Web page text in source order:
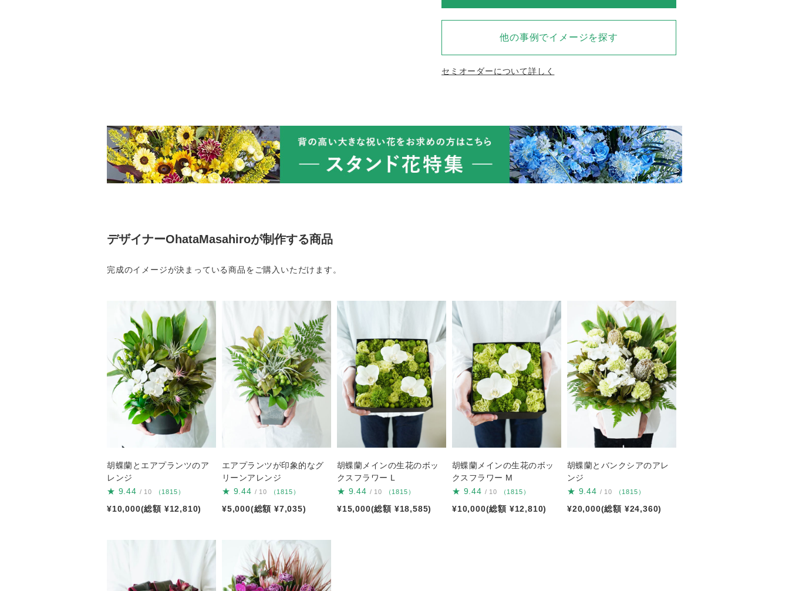
他の事例でイメージを探す
セミオーダーについて詳しく
デザイナーOhataMasahiroが制作する商品
完成のイメージが決まっている商品をご購入いただけます。
胡蝶蘭とエアプランツのア
レンジ
★ 9.44 / 10 （1815）
¥10,000(総額 ¥12,810)
エアプランツが印象的なグ
リーンアレンジ
★ 9.44 / 10 （1815）
¥5,000(総額 ¥7,035)
胡蝶蘭メインの生花のボッ
クスフラワー L
★ 9.44 / 10 （1815）
¥15,000(総額 ¥18,585)
胡蝶蘭メインの生花のボッ
クスフラワー M
★ 9.44 / 10 （1815）
¥10,000(総額 ¥12,810)
胡蝶蘭とバンクシアのアレ
ンジ
★ 9.44 / 10 （1815）
¥20,000(総額 ¥24,360)